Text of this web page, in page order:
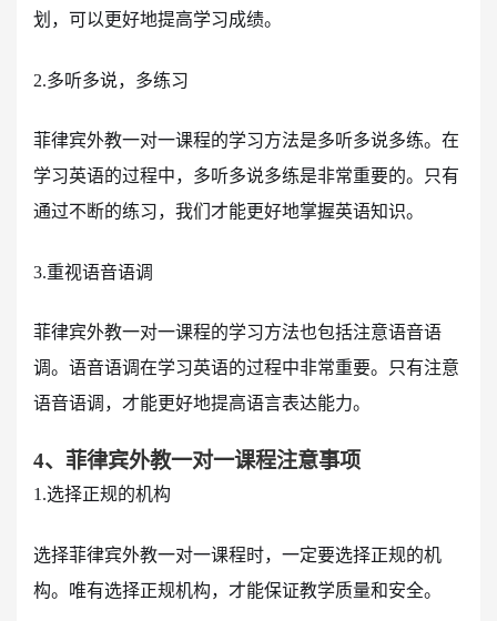
划，可以更好地提高学习成绩。
2.多听多说，多练习
菲律宾外教一对一课程的学习方法是多听多说多练。在
学习英语的过程中，多听多说多练是非常重要的。只有
通过不断的练习，我们才能更好地掌握英语知识。
3.重视语音语调
菲律宾外教一对一课程的学习方法也包括注意语音语
调。语音语调在学习英语的过程中非常重要。只有注意
语音语调，才能更好地提高语言表达能力。
4、菲律宾外教一对一课程注意事项
1.选择正规的机构
选择菲律宾外教一对一课程时，一定要选择正规的机
构。唯有选择正规机构，才能保证教学质量和安全。